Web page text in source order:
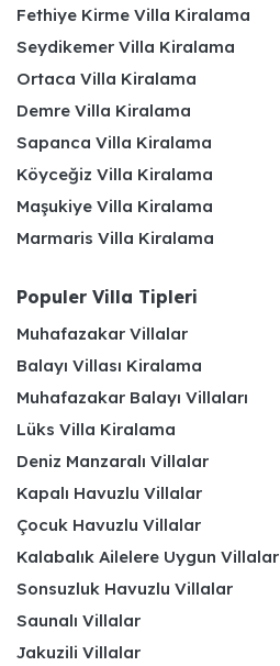
Fethiye Kirme Villa Kiralama
Seydikemer Villa Kiralama
Ortaca Villa Kiralama
Demre Villa Kiralama
Sapanca Villa Kiralama
Köyceğiz Villa Kiralama
Maşukiye Villa Kiralama
Marmaris Villa Kiralama
Populer Villa Tipleri
Muhafazakar Villalar
Balayı Villası Kiralama
Muhafazakar Balayı Villaları
Lüks Villa Kiralama
Deniz Manzaralı Villalar
Kapalı Havuzlu Villalar
Çocuk Havuzlu Villalar
Kalabalık Ailelere Uygun Villalar
Sonsuzluk Havuzlu Villalar
Saunalı Villalar
Jakuzili Villalar